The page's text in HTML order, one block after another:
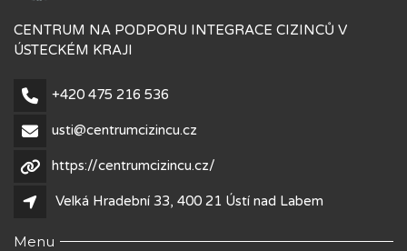
CENTRUM NA PODPORU INTEGRACE CIZINCŮ V
ÚSTECKÉM KRAJI
+420 475 216 536
usti@centrumcizincu.cz
https://centrumcizincu.cz/
Velká Hradební 33, 400 21 Ústí nad Labem
Menu